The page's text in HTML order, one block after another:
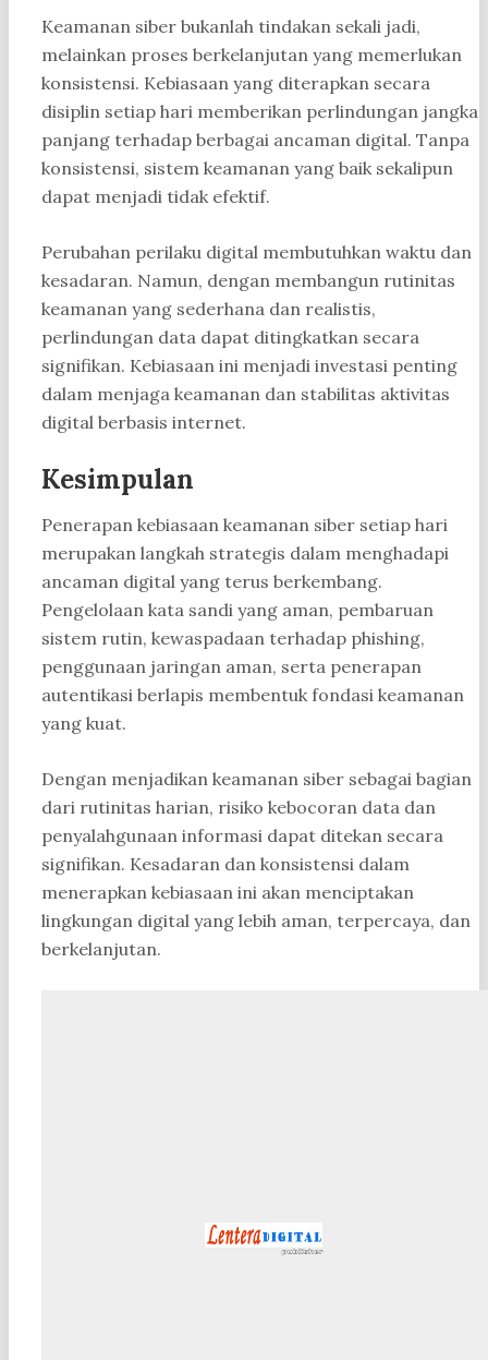
Keamanan siber bukanlah tindakan sekali jadi,
melainkan proses berkelanjutan yang memerlukan
konsistensi. Kebiasaan yang diterapkan secara
disiplin setiap hari memberikan perlindungan jangka
panjang terhadap berbagai ancaman digital. Tanpa
konsistensi, sistem keamanan yang baik sekalipun
dapat menjadi tidak efektif.
Perubahan perilaku digital membutuhkan waktu dan
kesadaran. Namun, dengan membangun rutinitas
keamanan yang sederhana dan realistis,
perlindungan data dapat ditingkatkan secara
signifikan. Kebiasaan ini menjadi investasi penting
dalam menjaga keamanan dan stabilitas aktivitas
digital berbasis internet.
Kesimpulan
Penerapan kebiasaan keamanan siber setiap hari
merupakan langkah strategis dalam menghadapi
ancaman digital yang terus berkembang.
Pengelolaan kata sandi yang aman, pembaruan
sistem rutin, kewaspadaan terhadap phishing,
penggunaan jaringan aman, serta penerapan
autentikasi berlapis membentuk fondasi keamanan
yang kuat.
Dengan menjadikan keamanan siber sebagai bagian
dari rutinitas harian, risiko kebocoran data dan
penyalahgunaan informasi dapat ditekan secara
signifikan. Kesadaran dan konsistensi dalam
menerapkan kebiasaan ini akan menciptakan
lingkungan digital yang lebih aman, terpercaya, dan
berkelanjutan.